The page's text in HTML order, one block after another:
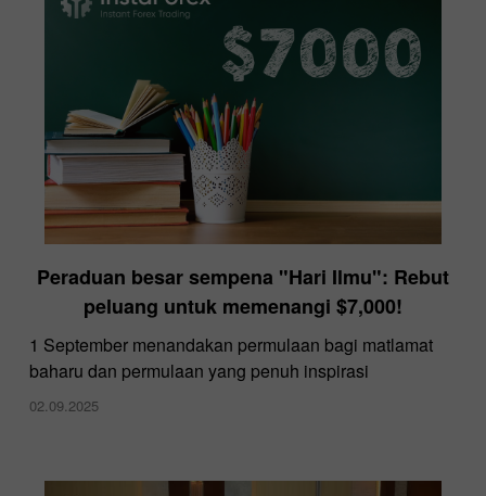
Peraduan besar sempena "Hari Ilmu": Rebut
peluang untuk memenangi $7,000!
1 September menandakan permulaan bagi matlamat
baharu dan permulaan yang penuh inspirasi
02.09.2025